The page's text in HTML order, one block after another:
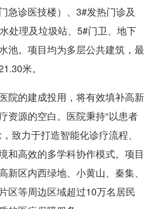
急诊医技楼）、3#发热门诊及
处理及垃圾站、5#门卫、地下
池。项目均为多层公共建筑，最
米。
的建成投用，将有效填补高新
资源的空白。医院秉持“以患者
致力于打造智能化诊疗流程、
和高效的多学科协作模式。项目
新区内西绿地、小黄山、秦集、
区等周边区域超过10万名居民